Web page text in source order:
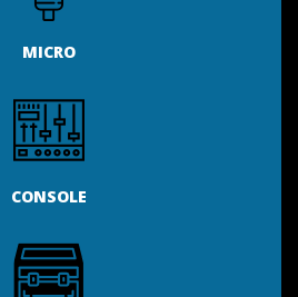
MICRO
CONSOLE